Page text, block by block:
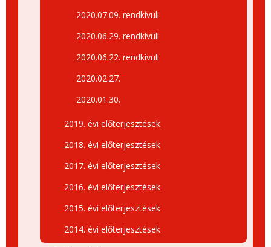
2020.07.09. rendkívüli
2020.06.29. rendkívüli
2020.06.22. rendkívüli
2020.02.27.
2020.01.30.
2019. évi előterjesztések
2018. évi előterjesztések
2017. évi előterjesztések
2016. évi előterjesztések
2015. évi előterjesztések
2014. évi előterjesztések